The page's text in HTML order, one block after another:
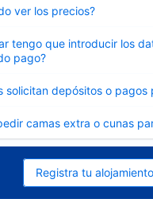
ver los precios?
tengo que introducir los
pago?
solicitan depósitos o pagos
camas extra o cunas
Registra tu alojamiento